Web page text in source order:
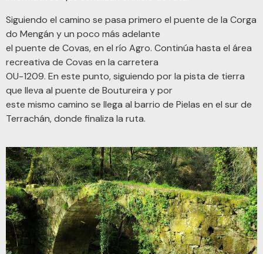
Siguiendo el camino se pasa primero el puente de la Corga
do Mengán y un poco más adelante
el puente de Covas, en el río Agro. Continúa hasta el área
recreativa de Covas en la carretera
OU-1209. En este punto, siguiendo por la pista de tierra
que lleva al puente de Boutureira y por
este mismo camino se llega al barrio de Pielas en el sur de
Terrachán, donde finaliza la ruta.